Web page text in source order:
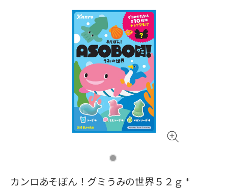
カンロあそぼん！グミうみの世界５２ｇ *